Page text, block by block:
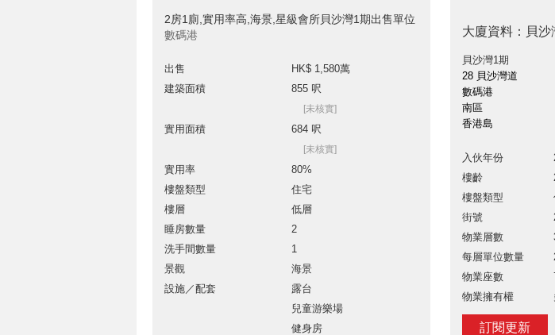
2房1廁,實用率高,海景,星級會所貝沙灣1期出售單位
數碼港
出售
HK$ 1,580萬
建築面積
855 呎
[未核實]
實用面積 684 呎
[未核實]
實用率
80%
樓盤類型
住宅
樓層
低層
睡房數量
2
洗手間數量
1
景觀
海景
設施／配套
露台
兒童游樂場
健身房
大廈資料：貝沙
貝沙灣1期
28 貝沙灣道
數碼港
南區
香港島
入伙年份
樓齡
樓盤類型
街號
物業層數
每層單位數量
物業座數
物業擁有權
訂閱更新